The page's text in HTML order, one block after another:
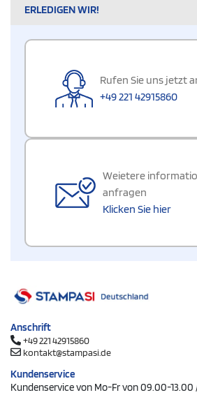
ERLEDIGEN WIR!
Rufen Sie uns jetzt
+49 221 42915860
Weietere
anfragen
Klicken Sie hier
Anschrift
+49 221 42915860
kontakt@stampasi.de
Kundenservice
Kundenservice von Mo-Fr von 09.00-13.00